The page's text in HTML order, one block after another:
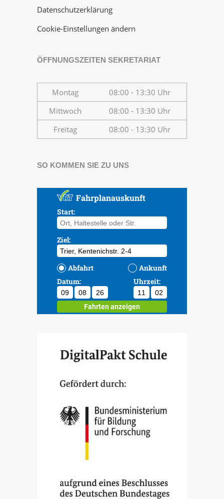
Datenschutzerklärung
Cookie-Einstellungen ändern
ÖFFNUNGSZEITEN SEKRETARIAT
Montag
08:00 - 13:30 Uhr
Mittwoch
08:00 - 13:30 Uhr
Freitag
08:00 - 13:30 Uhr
SO KOMMEN SIE ZU UNS